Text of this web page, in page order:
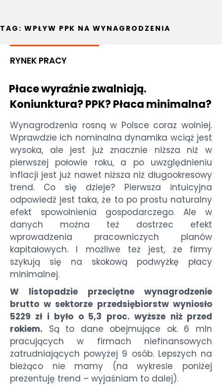
TAG: WPŁYW PPK NA WYNAGRODZENIA
RYNEK PRACY
Płace wyraźnie zwalniają.
Koniunktura? PPK? Płaca minimalna?
Wynagrodzenia rosną w Polsce coraz wolniej.
Wprawdzie ich nominalna dynamika wciąż jest
wysoka, ale jest już znacznie niższa niż w
pierwszej połowie roku, a po uwzględnieniu
inflacji jest już nawet niższa niż długookresowy
trend. Co się dzieje? Pierwsza intuicyjna
odpowiedź jest taka, że to po prostu naturalny
efekt spowolnienia gospodarczego. Ale w
danych można też dostrzec efekt
wprowadzenia pracowniczych planów
kapitałowych. I możliwe też jest, że firmy
szykują się na skokową podwyżkę płacy
minimalnej.
W listopadzie przeciętne wynagrodzenie
brutto w sektorze przedsiębiorstw wyniosło
5229 zł i było o 5,3 proc. wyższe niż przed
rokiem. Są to dane obejmujące ok. 6 mln
pracujących w firmach niefinansowych
zatrudniających powyżej 9 osób. Lepszych na
bieżąco nie mamy (na wykresie poniżej
prezentuję trend – wyjaśniam to dalej).